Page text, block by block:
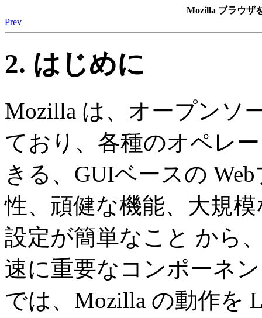
Mozilla ブラウザ
Prev
2. はじめに
Mozilla は、オープンソ
ており、各種のオペレ
きる、GUIベースの
性、頑健な機能、大規
設定が簡単なこと から
速に重要なコンポーネ
では、Mozilla の動作を